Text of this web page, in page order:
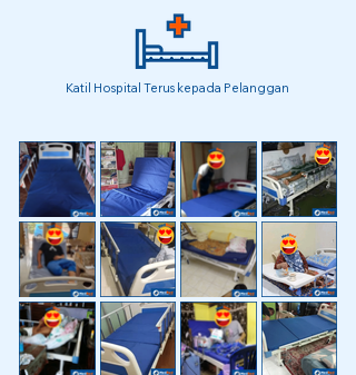
Katil Hospital Terus kepada Pelanggan